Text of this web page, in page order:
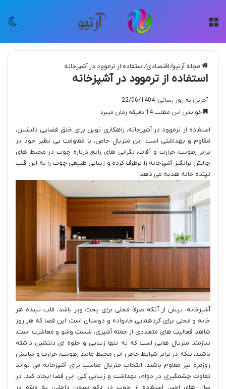
مجله آرتیو/اقتصادی/استفاده از ترموود در آشپزخانه
استفاده از ترموود در آشپزخانه
آخرین به روز رسانی: 22/06/1404
خواندن این مطلب 14 دقیقه زمان میبرد
استفاده از ترموود در آشپزخانه، راهکاری نوین برای خلق فضایی دلنشین،
مقاوم و بهداشتی است. این متریال خاص، با مقاومت بی نظیر خود در
برابر رطوبت، حرارت و آفات، نگرانی های رایج درباره چوب در محیط های
چالش برانگیز آشپزخانه را برطرف کرده و زیبایی طبیعی چوب را به این قلب
تپنده خانه هدیه می دهد.
آشپزخانه، بیش از آنکه صرفاً محلی برای پخت وپز باشد، قلب تپنده هر
خانه و محلی برای گردهمایی خانواده و دوستان است. این فضا که هر روز
شاهد فعالیت های متعددی از جمله آشپزی، شست وشو و معاشرت است،
نیازمند متریال هایی است که نه تنها زیبایی و جلوه ای دلنشین داشته
باشند، بلکه در برابر شرایط خاص این محیط مانند رطوبت، حرارت و سایش
روزمره نیز مقاوم باشند. انتخاب متریال مناسب برای آشپزخانه می تواند
تفاوت چشمگیری در دوام، بهداشت و زیبایی کلی این فضا ایجاد کند. در
سال های اخیر، استفاده از چوب در دکوراسیون داخلی، به ویژه در